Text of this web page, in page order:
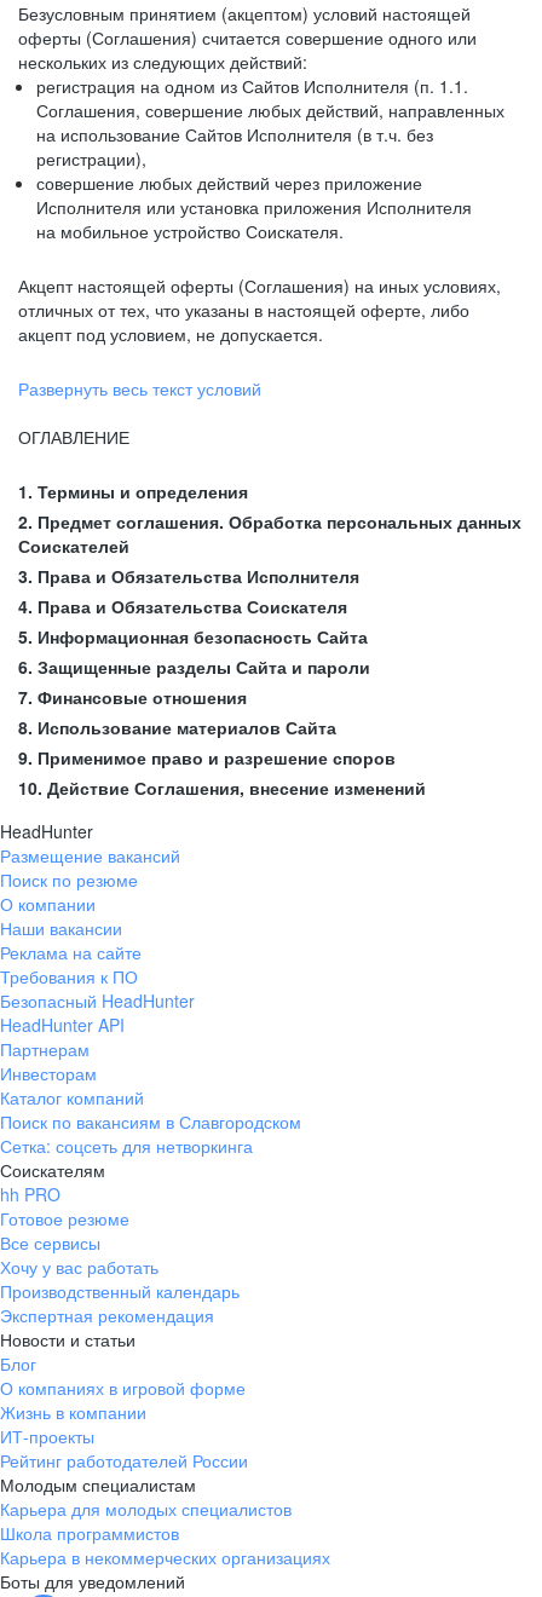
Безусловным принятием (акцептом) условий настоящей
оферты (Соглашения) считается совершение одного или
нескольких из следующих действий:
регистрация на одном из Сайтов Исполнителя (п. 1.1.
Соглашения, совершение любых действий, направленных
на использование Сайтов Исполнителя (в т.ч. без
регистрации),
совершение любых действий через приложение
Исполнителя или установка приложения Исполнителя
на мобильное устройство Соискателя.
Акцепт настоящей оферты (Соглашения) на иных условиях,
отличных от тех, что указаны в настоящей оферте, либо
акцепт под условием, не допускается.
Развернуть весь текст условий
ОГЛАВЛЕНИЕ
1. Термины и определения
2. Предмет соглашения. Обработка персональных данных
Соискателей
3. Права и Обязательства Исполнителя
4. Права и Обязательства Соискателя
5. Информационная безопасность Сайта
6. Защищенные разделы Сайта и пароли
7. Финансовые отношения
8. Использование материалов Сайта
9. Применимое право и разрешение споров
10. Действие Соглашения, внесение изменений
HeadHunter
Размещение вакансий
Поиск по резюме
О компании
Наши вакансии
Реклама на сайте
Требования к ПО
Безопасный HeadHunter
HeadHunter API
Партнерам
Инвесторам
Каталог компаний
Поиск по вакансиям в Славгородском
Сетка: соцсеть для нетворкинга
Соискателям
hh PRO
Готовое резюме
Все сервисы
Хочу у вас работать
Производственный календарь
Экспертная рекомендация
Новости и статьи
Блог
О компаниях в игровой форме
Жизнь в компании
ИТ-проекты
Рейтинг работодателей России
Молодым специалистам
Карьера для молодых специалистов
Школа программистов
Карьера в некоммерческих организациях
Боты для уведомлений